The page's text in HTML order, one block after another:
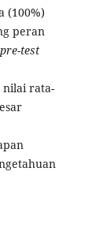
(100%)
peran
pre-test
nilai rata-